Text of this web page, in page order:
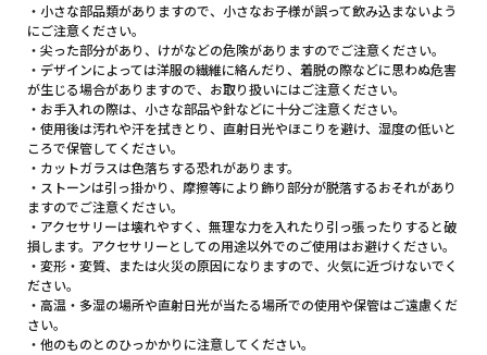
・小さな部品類がありますので、小さなお子様が誤って飲み込まないよう
にご注意ください。
・尖った部分があり、けがなどの危険がありますのでご注意ください。
・デザインによっては洋服の繊維に絡んだり、着脱の際などに思わぬ危害
が生じる場合がありますので、お取り扱いにはご注意ください。
・お手入れの際は、小さな部品や針などに十分ご注意ください。
・使用後は汚れや汗を拭きとり、直射日光やほこりを避け、湿度の低いと
ころで保管してください。
・カットガラスは色落ちする恐れがあります。
・ストーンは引っ掛かり、摩擦等により飾り部分が脱落するおそれがあり
ますのでご注意ください。
・アクセサリーは壊れやすく、無理な力を入れたり引っ張ったりすると破
損します。アクセサリーとしての用途以外でのご使用はお避けください。
・変形・変質、または火災の原因になりますので、火気に近づけないでく
ださい。
・高温・多湿の場所や直射日光が当たる場所での使用や保管はご遠慮くだ
さい。
・他のものとのひっかかりに注意してください。